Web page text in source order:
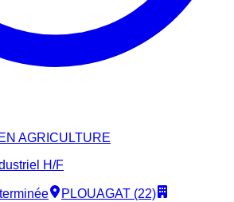
AGRICULTURE
H/F
PLOUAGAT (22)